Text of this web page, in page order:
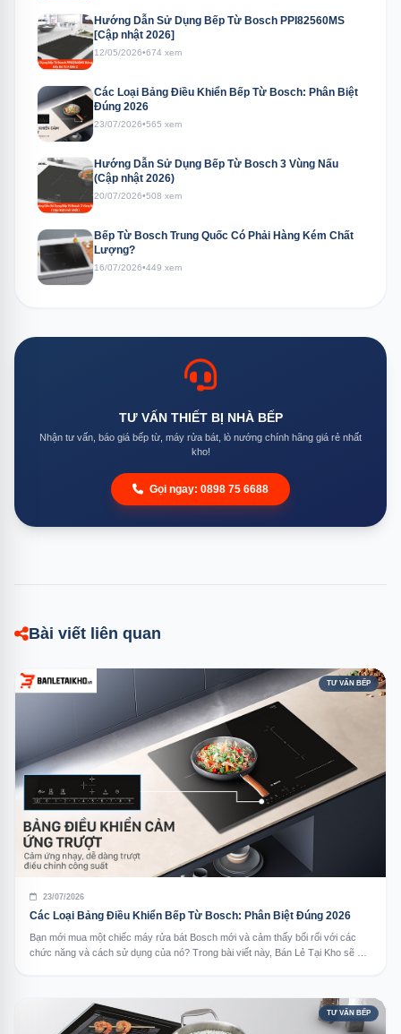
Hướng Dẫn Sử Dụng Bếp Từ Bosch PPI82560MS
[Cập nhật 2026]
12/05/2026•674 xem
Các Loại Bảng Điều Khiển Bếp Từ Bosch: Phân Biệt
Đúng 2026
23/07/2026•565 xem
Hướng Dẫn Sử Dụng Bếp Từ Bosch 3 Vùng Nấu
(Cập nhật 2026)
20/07/2026•508 xem
Bếp Từ Bosch Trung Quốc Có Phải Hàng Kém Chất
Lượng?
16/07/2026•449 xem
TƯ VẤN THIẾT BỊ NHÀ BẾP
Nhận tư vấn, báo giá bếp từ, máy rửa bát, lò nướng chính hãng giá rẻ nhất
kho!
Gọi ngay: 0898 75 6688
Bài viết liên quan
TƯ VẤN BẾP
23/07/2026
Các Loại Bảng Điều Khiển Bếp Từ Bosch: Phân Biệt Đúng 2026
Bạn mới mua một chiếc máy rửa bát Bosch mới và cảm thấy bối rối với các
chức năng và cách sử dụng của nó? Trong bài viết này, Bán Lẻ Tại Kho sẽ gợi
TƯ VẤN BẾP